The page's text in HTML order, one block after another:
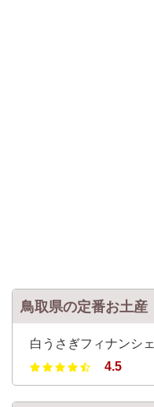
鳥取県の定番お土産
白うさぎフィナンシェ
4.5